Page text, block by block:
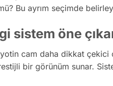
Bu ayrım seçimde
sistem öne
cam daha dikkat
bir görünüm sunar.